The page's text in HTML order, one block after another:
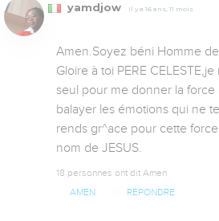
yamdjow Il y a 16 ans, 11 mois
Amen.Soyez béni Homme
Gloire à toi PERE
seul pour me donner la
balayer les émotions qui ne
rends gr^ace pour cette
nom de JESUS.
18 personnes ont dit Amen
AMEN RÉPONDRE